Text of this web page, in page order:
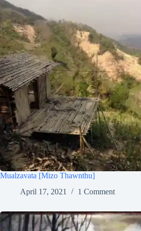
Mualzavata [Mizo Thawnthu]
April 17, 2021
1 Comment